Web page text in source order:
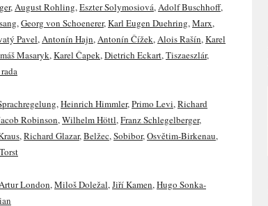
,August Rohling,Eszter Solymosiová,Adolf Buschhoff,
,Georg von Schoenerer,Karl Eugen Duehring,Marx,
Pavel,Antonín Hajn,Antonín Čížek,Alois Rašín,Karel
Masaryk,Karel Čapek,Dietrich Eckart,Tiszaeszlár,
,Heinrich Himmler,Primo Levi,Richard
Robinson,Wilhelm Höttl,Franz Schlegelberger,
,Richard Glazar,Belžec,Sobibor,Osvětim-Birkenau,
Torst
London,Miloš Doležal,Jiří Kamen,Hugo Sonka-